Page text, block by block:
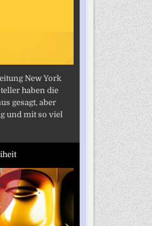
New York
haben die
gesagt, aber
und mit so viel